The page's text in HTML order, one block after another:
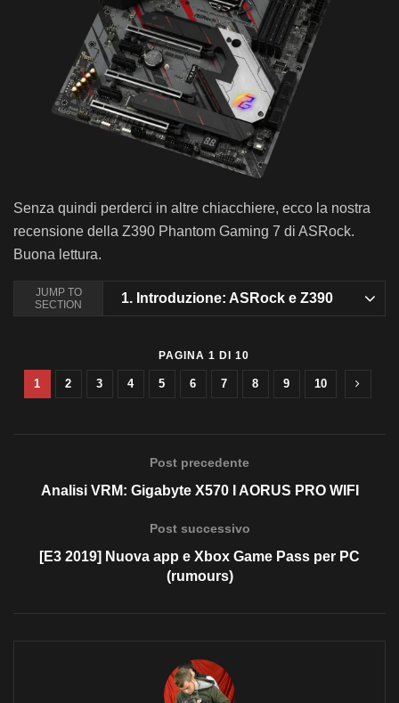
Senza quindi perderci in altre chiacchiere, ecco la nostra
recensione della Z390 Phantom Gaming 7 di ASRock.
Buona lettura.
JUMP TO
SECTION
1. Introduzione: ASRock e Z390
PAGINA 1 DI 10
1 2 3 4 5 6 7 8 9 10
Post precedente
Analisi VRM: Gigabyte X570 I AORUS PRO WIFI
Post successivo
[E3 2019] Nuova app e Xbox Game Pass per PC
(rumours)